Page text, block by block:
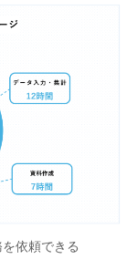
依頼できる